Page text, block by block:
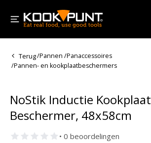
Terug/Pannen /Panaccessoires
/Pannen- en kookplaatbeschermers
NoStik Inductie Kookplaat
Beschermer, 48x58cm
• 0 beoordelingen